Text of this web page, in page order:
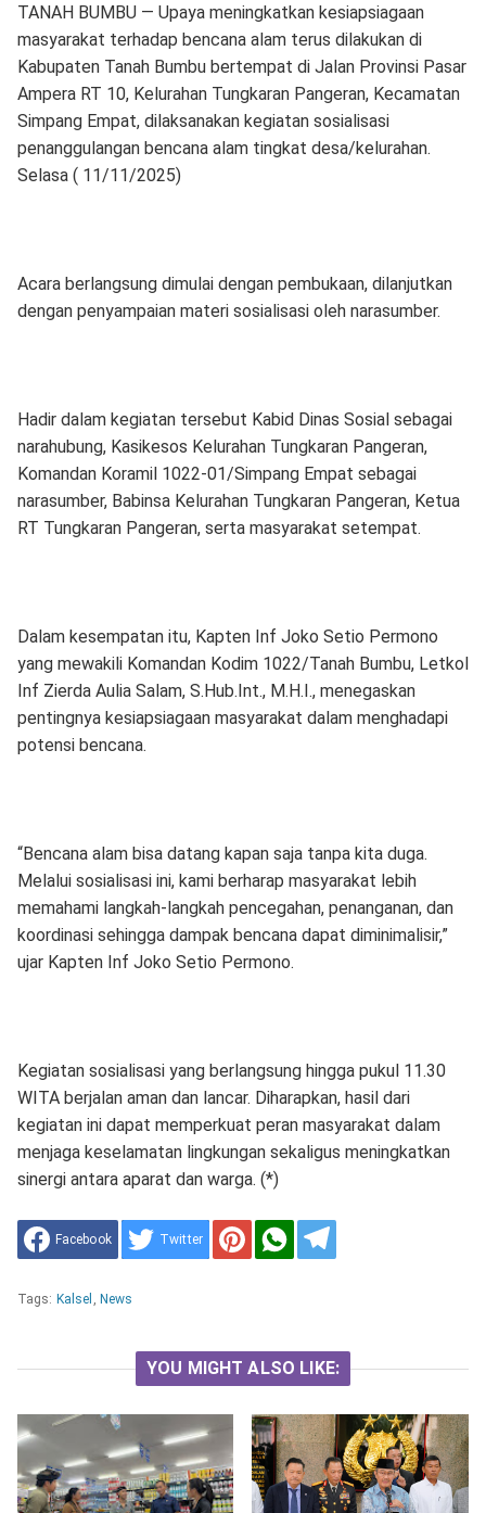
TANAH BUMBU — Upaya meningkatkan kesiapsiagaan
masyarakat terhadap bencana alam terus dilakukan di
Kabupaten Tanah Bumbu bertempat di Jalan Provinsi Pasar
Ampera RT 10, Kelurahan Tungkaran Pangeran, Kecamatan
Simpang Empat, dilaksanakan kegiatan sosialisasi
penanggulangan bencana alam tingkat desa/kelurahan.
Selasa ( 11/11/2025)
Acara berlangsung dimulai dengan pembukaan, dilanjutkan
dengan penyampaian materi sosialisasi oleh narasumber.
Hadir dalam kegiatan tersebut Kabid Dinas Sosial sebagai
narahubung, Kasikesos Kelurahan Tungkaran Pangeran,
Komandan Koramil 1022-01/Simpang Empat sebagai
narasumber, Babinsa Kelurahan Tungkaran Pangeran, Ketua
RT Tungkaran Pangeran, serta masyarakat setempat.
Dalam kesempatan itu, Kapten Inf Joko Setio Permono
yang mewakili Komandan Kodim 1022/Tanah Bumbu, Letkol
Inf Zierda Aulia Salam, S.Hub.Int., M.H.I., menegaskan
pentingnya kesiapsiagaan masyarakat dalam menghadapi
potensi bencana.
“Bencana alam bisa datang kapan saja tanpa kita duga.
Melalui sosialisasi ini, kami berharap masyarakat lebih
memahami langkah-langkah pencegahan, penanganan, dan
koordinasi sehingga dampak bencana dapat diminimalisir,”
ujar Kapten Inf Joko Setio Permono.
Kegiatan sosialisasi yang berlangsung hingga pukul 11.30
WITA berjalan aman dan lancar. Diharapkan, hasil dari
kegiatan ini dapat memperkuat peran masyarakat dalam
menjaga keselamatan lingkungan sekaligus meningkatkan
sinergi antara aparat dan warga. (*)
Facebook Twitter
Tags: Kalsel News
YOU MIGHT ALSO LIKE: